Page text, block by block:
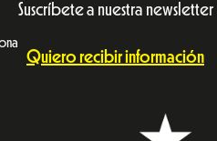
Suscríbete a nuestra newsletter
Quiero recibir información